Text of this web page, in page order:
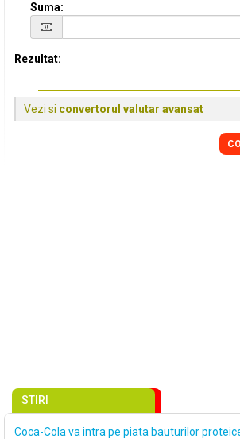
Suma:
Rezultat:
Vezi si convertorul valutar avansat
STIRI
Coca-Cola va intra pe piata bauturilor